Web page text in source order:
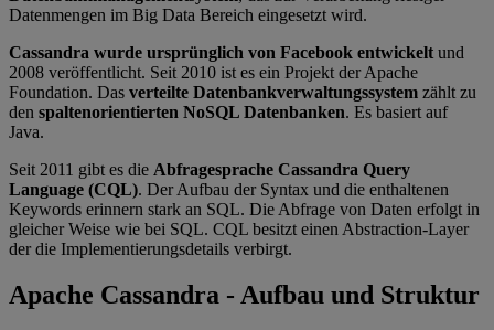
Datenmengen im Big Data Bereich eingesetzt wird.
Cassandra wurde ursprünglich von Facebook entwickelt und
2008 veröffentlicht. Seit 2010 ist es ein Projekt der Apache
Foundation. Das verteilte Datenbankverwaltungssystem zählt zu
den spaltenorientierten NoSQL Datenbanken. Es basiert auf
Java.
Seit 2011 gibt es die Abfragesprache Cassandra Query
Language (CQL). Der Aufbau der Syntax und die enthaltenen
Keywords erinnern stark an SQL. Die Abfrage von Daten erfolgt in
gleicher Weise wie bei SQL. CQL besitzt einen Abstraction-Layer
der die Implementierungsdetails verbirgt.
Apache Cassandra - Aufbau und Struktur